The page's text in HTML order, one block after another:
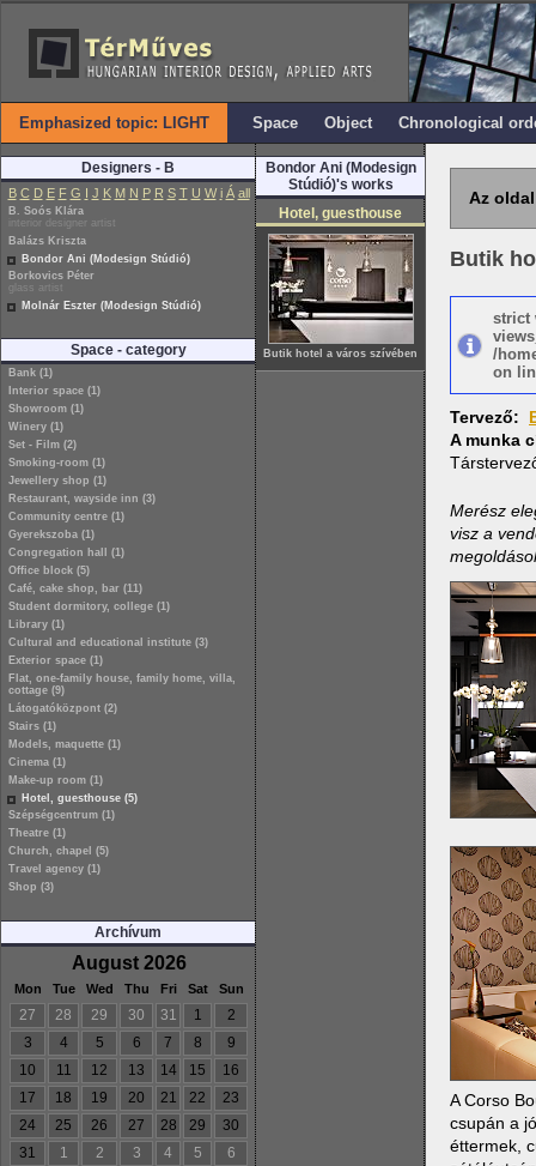
Emphasized topic: LIGHT Space Object Chronological
Designers - B
B C D E F G I J K M N P R S T U W i Á all
B. Soós Klára
interior designer artist
Balázs Kriszta
Bondor Ani (Modesign Stúdió)
Borkovics Péter
glass artist
Molnár Eszter (Modesign Stúdió)
Space - category
Bank (1)
Interior space (1)
Showroom (1)
Winery (1)
Set - Film (2)
Smoking-room (1)
Jewellery shop (1)
Restaurant, wayside inn (3)
Community centre (1)
Gyerekszoba (1)
Congregation hall (1)
Office block (5)
Café, cake shop, bar (11)
Student dormitory, college (1)
Library (1)
Cultural and educational institute (3)
Exterior space (1)
Flat, one-family house, family home, villa,
cottage (9)
Látogatóközpont (2)
Stairs (1)
Models, maquette (1)
Cinema (1)
Make-up room (1)
Hotel, guesthouse (5)
Szépségcentrum (1)
Theatre (1)
Church, chapel (5)
Travel agency (1)
Shop (3)
Archívum
August 2026
Mon Tue Wed Thu Fri Sat Sun
27 28 29 30 31 1
2
3
4 5 6 7 8
9
10
11 12 13 14 15
16
17
18 19 20 21 22
23
24
25 26 27 28 29
30
31
1 2 3 4 5 6
Bondor Ani (Modesign
Stúdió)'s works
Hotel, guesthouse
Butik hotel a város szívében
Az
Butik
strict
/
on
Tervező:
A munka
Merész
visz a
A Corso
csupán a
éttermek,